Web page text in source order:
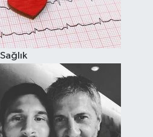
Sağlık